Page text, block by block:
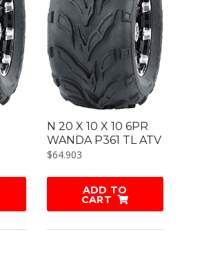
N 20 X 10 X 10 6PR
WANDA P361 TL ATV
$64.903
ADD TO
CART